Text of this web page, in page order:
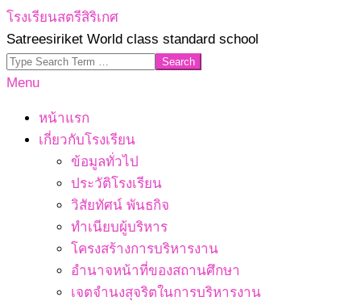
Skip
to
content
โรงเรียนสตรีสิริเกศ
Satreesiriket World class standard school
Search
Primary
Menu
Menu
หน้าแรก
เกี่ยวกับโรงเรียน
ข้อมูลทั่วไป
ประวัติโรงเรียน
วิสัยทัศน์ พันธกิจ
ทำเนียบผู้บริหาร
โครงสร้างการบริหารงาน
อำนาจหน้าที่ของสถานศึกษา
เจตจํานงสุจริตในการบริหารงาน